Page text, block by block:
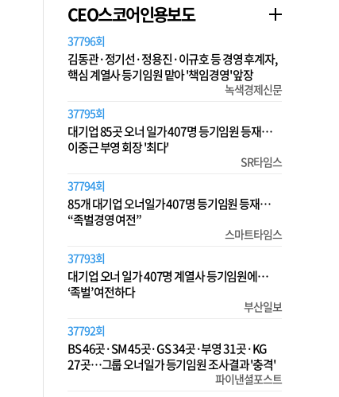
CEO스코어인용보도
37796회
김동관·정기선·정용진·이규호 등 경영 후계자,
핵심 계열사 등기임원 맡아 '책임경영' 앞장
녹색경제신문
37795회
대기업 85곳 오너 일가 407명 등기임원 등재…
이중근 부영 회장 '최다'
SR타임스
37794회
85개 대기업 오너일가 407명 등기임원 등재…
“족벌경영 여전”
스마트타임스
37793회
대기업 오너 일가 407명 계열사 등기임원에…
‘족벌’ 여전하다
부산일보
37792회
BS 46곳·SM 45곳·GS 34곳·부영 31곳·KG
27곳…그룹 오너일가 등기임원 조사결과 '충격'
파이낸셜포스트